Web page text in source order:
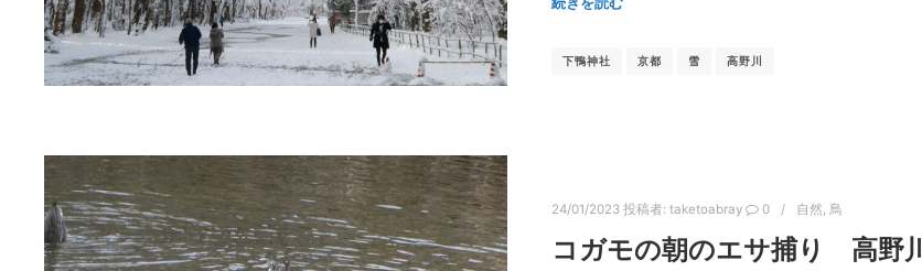
下鴨神社 京都 雪 高野川
24/01/2023 投稿者: taketoabray 0 自然, 鳥
コガモの朝のエサ捕り 高野川